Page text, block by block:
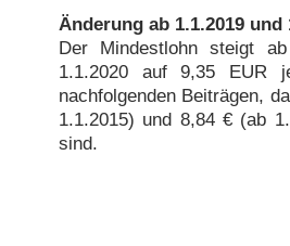
Änderung ab 1.1.2019 und
Der Mindestlohn steigt
1.1.2020 auf 9,35 EUR
nachfolgenden Beiträgen,
1.1.2015) und 8,84 € (ab
sind.